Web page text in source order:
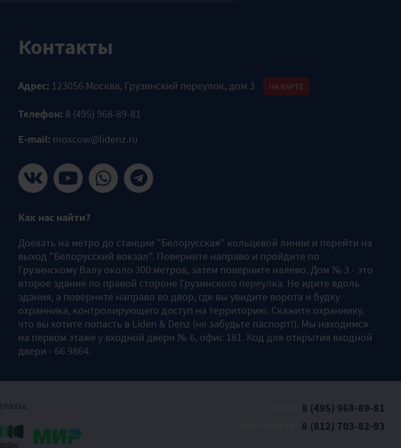
Контакты
Адрес: 123056 Москва, Грузинский переулок, дом 3 НА КАРТЕ
Телефон: 8 (495) 968-89-81
E-mail: moscow@lidenz.ru
Как нас найти?
Доехать на метро до станции "Белорусская" кольцевой линии и перейти на
выход "Белорусский вокзал". Поверните направо и пройдите по
Грузинскому Валу около 300 метров, затем поверните налево. Дом № 3 - это
второе здание по правой стороне Грузинского переулка. Не идите вдоль
здания, а поверните направо во двор, где вы увидите ворота и будку
охранника, контролирующего доступ на территорию. Скажите охраннику,
что вы хотите попасть в Liden & Denz (не забудьте паспорт!). Мы находимся
на первом этаже у входной двери № 6, офис 181. Код для открытия входной
двери - 66 9864.
8 (495) 968-89-81
8 (812) 703-82-93